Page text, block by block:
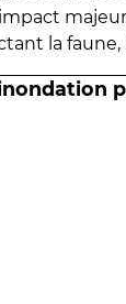
la faune,